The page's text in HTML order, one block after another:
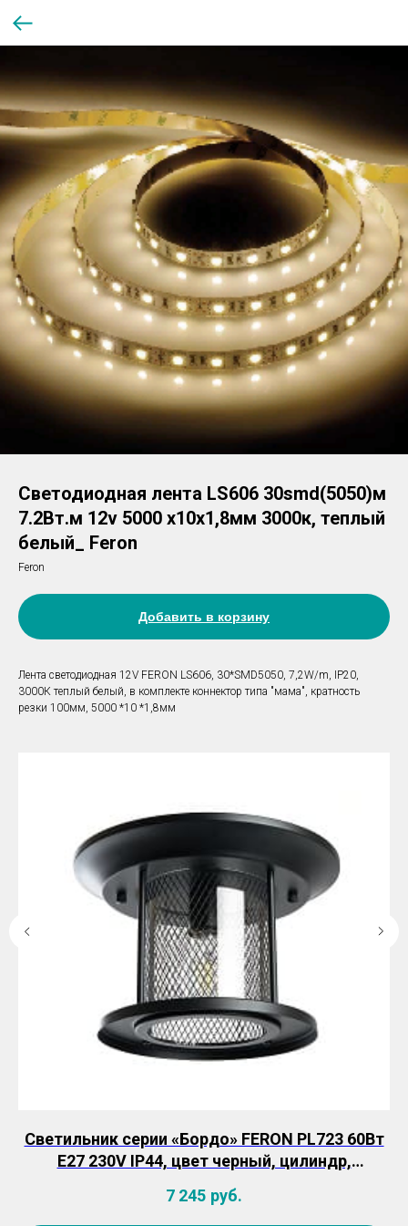
Светодиодная лента LS606 30smd(5050)м
7.2Вт.м 12v 5000 х10х1,8мм 3000к, теплый
белый_ Feron
Feron
Добавить в корзину
Лента светодиодная 12V FERON LS606, 30*SMD5050, 7,2W/m, IP20,
3000К теплый белый, в комплекте коннектор типа "мама", кратность
резки 100мм, 5000 *10 *1,8мм
Светильник серии «Бордо» FERON PL723 60Вт
E27 230V IP44, цвет черный, цилиндр,
накладной, 340*340*180мм
7 245 руб.